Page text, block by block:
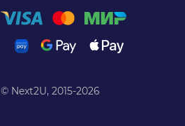
© Next2U, 2015-2026